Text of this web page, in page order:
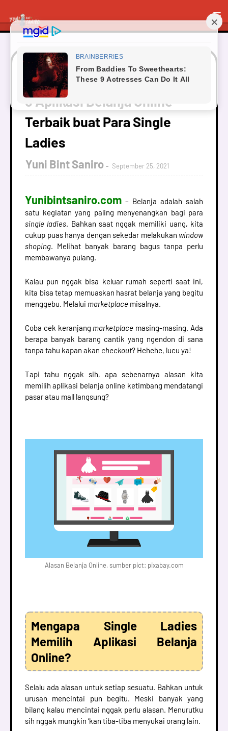
Beranda Single
5 Aplikasi Belanja Online Terbaik buat
Para Single Ladies
5 Aplikasi Belanja Online
Terbaik buat Para Single
Ladies
Yuni Bint Saniro September 25, 2021
Yunibintsaniro.com – Belanja adalah salah
satu kegiatan yang paling menyenangkan bagi para
single ladies. Bahkan saat nggak memiliki uang, kita
cukup puas hanya dengan sekedar melakukan window
shoping. Melihat banyak barang bagus tanpa perlu
membawanya pulang.
Kalau pun nggak bisa keluar rumah seperti saat ini,
kita bisa tetap memuaskan hasrat belanja yang begitu
menggebu. Melalui marketplace misalnya.
Coba cek keranjang marketplace masing-masing. Ada
berapa banyak barang cantik yang ngendon di sana
tanpa tahu kapan akan checkout? Hehehe, lucu ya!
Tapi tahu nggak sih, apa sebenarnya alasan kita
memilih aplikasi belanja online ketimbang mendatangi
pasar atau mall langsung?
Alasan Belanja Online, sumber pict: pixabay.com
Mengapa Single Ladies
Memilih Aplikasi Belanja
Online?
Selalu ada alasan untuk setiap sesuatu. Bahkan untuk
urusan mencintai pun begitu. Meski banyak yang
bilang kalau mencintai nggak perlu alasan. Menurutku
sih nggak mungkin ‘kan tiba-tiba menyukai orang lain.